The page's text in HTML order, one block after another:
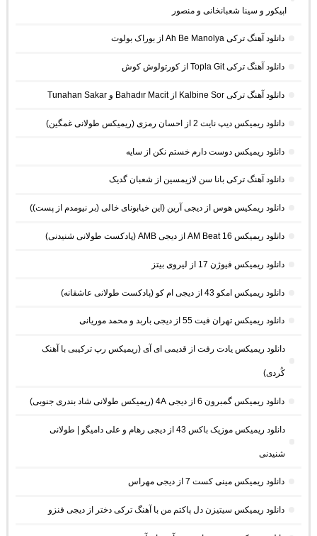
اپیکور و سینا شعبانخانی و منصور
دانلود آهنگ ترکی Ah Be Manolya از بوراک بولوت
دانلود آهنگ ترکی Topla Git از کورتولوش کوش
دانلود آهنگ ترکی Kalbine Sor از Bahadır Macit و Tunahan Sakar
دانلود ریمیکس دیپ نایت 2 از احسان رمزی (ریمیکس طولانی غمگین)
دانلود ریمیکس دوست دارم خستم نکن از سایه
دانلود آهنگ ترکی بانا سن لازیمسین از شعبان گدیک
دانلود ریمکیس هوس از دیجی آرین (این خیابونای خالی (بر نیومدم از پست))
دانلود ریمیکس AM Beat 16 از دیجی AMB (پادکست طولانی شنیدنی)
دانلود ریمیکس فیوژن 17 از لیروی بیتز
دانلود ریمیکس امکو 43 از دیجی ام کو (پادکست طولانی عاشقانه)
دانلود ریمیکس تهران فیت 55 از دیجی باربد و محمد موریانی
دانلود ریمیکس یادت رفت از قدیمی ای آی (ریمیکس رپ ترکیبی با آهنک
کُردی)
دانلود ریمیکس گمبرون 6 از دیجی 4A (ریمیکس طولانی شاد بندری جنوبی)
دانلود ریمیکس موزیک باکس 43 از دیجی رهام و علی دامیگو | طولانی
شنیدنی
دانلود ریمیکس مینی کست 7 از دیجی مهراس
دانلود ریمیکس سیتیزن دل پاکتم من با آهنگ ترکی دختر از دیجی فنزو